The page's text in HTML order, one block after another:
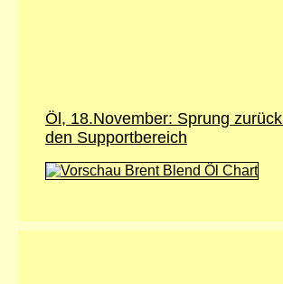
Öl, 18.November: Sprung
den Supportbereich